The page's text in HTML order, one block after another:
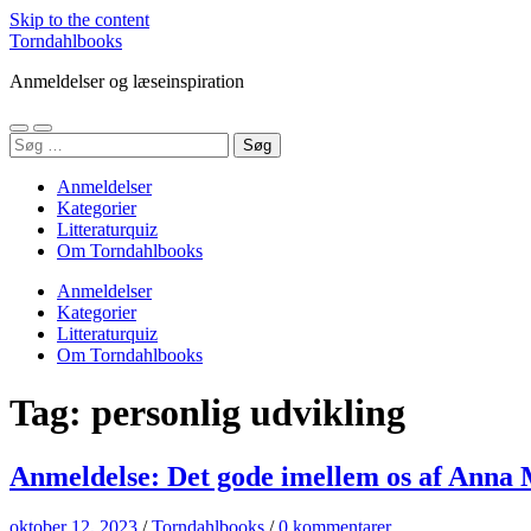
Skip to the content
Torndahlbooks
Anmeldelser og læseinspiration
Toggle
mobile
Toggle
search
Søg
efter:
Anmeldelser
Kategorier
Litteraturquiz
Om Torndahlbooks
Anmeldelser
Kategorier
Litteraturquiz
Om Torndahlbooks
Tag: personlig udvikling
Anmeldelse: Det gode imellem os af Anna
oktober 12, 2023 /Torndahlbooks /0 kommentarer